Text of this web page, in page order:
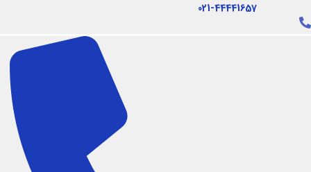
به
021-44441657